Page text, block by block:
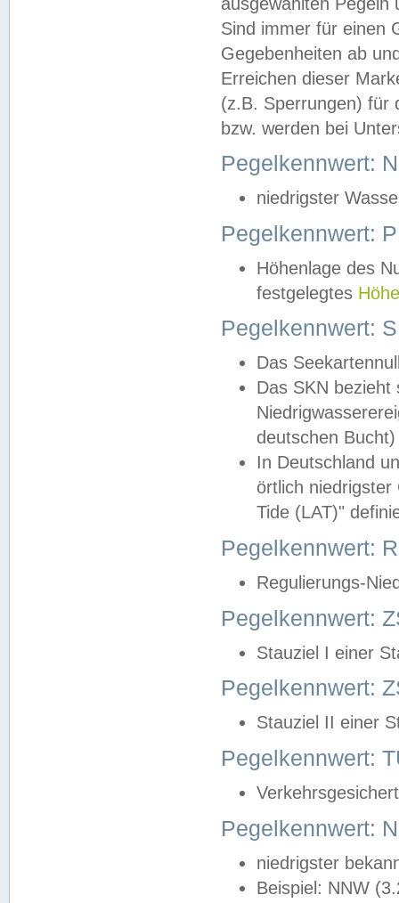
Sind immer für einen
Gegebenheiten ab
Erreichen dieser
(z.B. Sperrungen) für
bzw. werden bei
Pegelkennwert:
niedrigster
Pegelkennwert:
Höhenlage des
festgelegtes
Pegelkennwert:
Das
Das SKN
deutschen
In Deutschland
örtlich
Tide (LAT)"
Pegelkennwert:
Regulierungs-
Pegelkennwert:
Stauziel I einer
Pegelkennwert:
Stauziel II einer
Pegelkennwert:
Pegelkennwert:
niedrigster
Beispiel: NNW